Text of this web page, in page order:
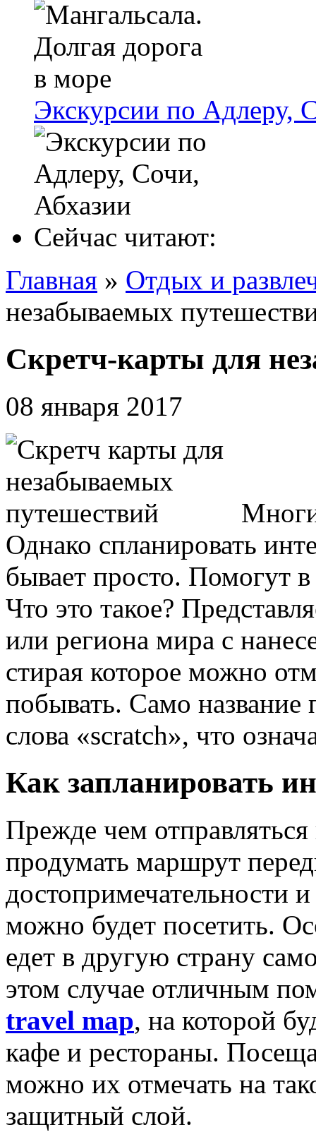
Экскурсии по Адлеру,
Сейчас читают:
Главная » Отдых и
незабываемых
Скретч-карты для
08 января 2017
Однако спланировать
бывает просто. Помогут
Что это такое?
или региона мира с
стирая которое можно
побывать. Само название
слова «scratch», что
Как запланировать
Прежде чем отправляться
продумать маршрут
достопримечательности
можно будет посетить.
едет в другую страну
этом случае отличным
travel map, на которой
кафе и рестораны.
можно их отмечать на
защитный слой.